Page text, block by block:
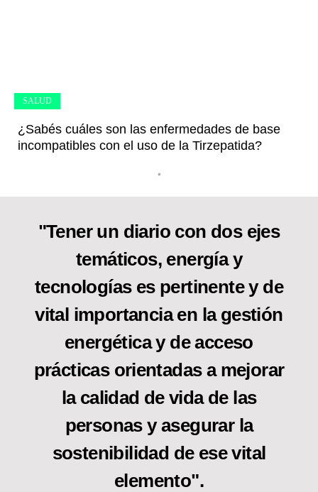
¿Sabés cuáles son las enfermedades de base
incompatibles con el uso de la Tirzepatida?
•
SALUD
"Tener un diario con dos ejes
temáticos, energía y
tecnologías es pertinente y de
vital importancia en la gestión
energética y de acceso
prácticas orientadas a mejorar
la calidad de vida de las
personas y asegurar la
sostenibilidad de ese vital
elemento".